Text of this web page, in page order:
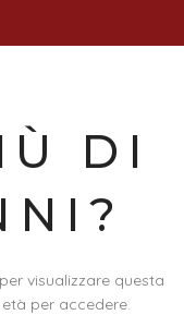
DI
visualizzare questa
per accedere.
Harness Soft